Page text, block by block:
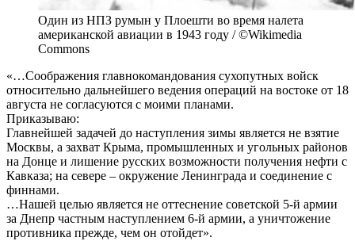
Один из НПЗ румын у Плоешти во время налета
американской авиации в 1943 году / ©Wikimedia
Commons
«…Соображения главнокомандования сухопутных войск
относительно дальнейшего ведения операций на востоке от 18
августа не согласуются с моими планами.
Приказываю:
Главнейшей задачей до наступления зимы является не взятие
Москвы, а захват Крыма, промышленных и угольных районов
на Донце и лишение русских возможности получения нефти с
Кавказа; на севере – окружение Ленинграда и соединение с
финнами.
…Нашей целью является не оттеснение советской 5-й армии
за Днепр частным наступлением 6-й армии, а уничтожение
противника прежде, чем он отойдет».